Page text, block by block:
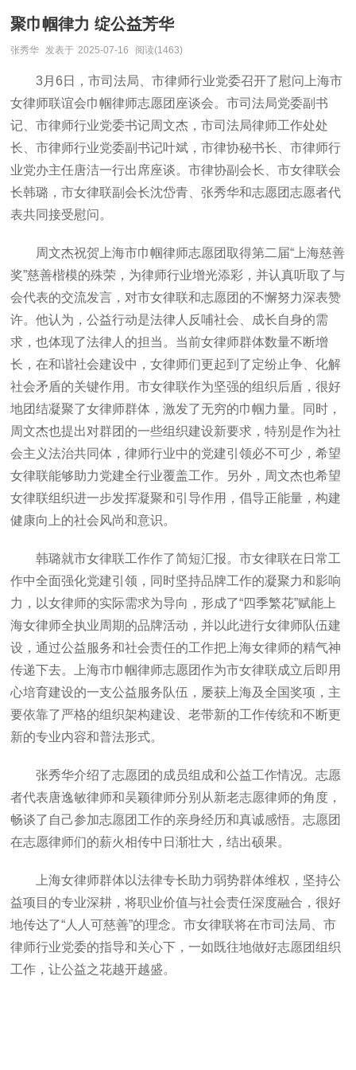
聚巾帼律力 绽公益芳华
张秀华 发表于 2025-07-16 阅读(1463)
3月6日，市司法局、市律师行业党委召开了慰问上海市
女律师联谊会巾帼律师志愿团座谈会。市司法局党委副书
记、市律师行业党委书记周文杰，市司法局律师工作处处
长、市律师行业党委副书记叶斌，市律协秘书长、市律师行
业党办主任唐洁一行出席座谈。市律协副会长、市女律联会
长韩璐，市女律联副会长沈岱青、张秀华和志愿团志愿者代
表共同接受慰问。
周文杰祝贺上海市巾帼律师志愿团取得第二届“上海慈善
奖”慈善楷模的殊荣，为律师行业增光添彩，并认真听取了与
会代表的交流发言，对市女律联和志愿团的不懈努力深表赞
许。他认为，公益行动是法律人反哺社会、成长自身的需
求，也体现了法律人的担当。当前女律师群体数量不断增
长，在和谐社会建设中，女律师们更起到了定纷止争、化解
社会矛盾的关键作用。市女律联作为坚强的组织后盾，很好
地团结凝聚了女律师群体，激发了无穷的巾帼力量。同时，
周文杰也提出对群团的一些组织建设新要求，特别是作为社
会主义法治共同体，律师行业中的党建引领必不可少，希望
女律联能够助力党建全行业覆盖工作。另外，周文杰也希望
女律联组织进一步发挥凝聚和引导作用，倡导正能量，构建
健康向上的社会风尚和意识。
韩璐就市女律联工作作了简短汇报。市女律联在日常工
作中全面强化党建引领，同时坚持品牌工作的凝聚力和影响
力，以女律师的实际需求为导向，形成了“四季繁花”赋能上
海女律师全执业周期的品牌活动，并以此进行女律师队伍建
设，通过公益服务和社会责任的工作把上海女律师的精气神
传递下去。上海市巾帼律师志愿团作为市女律联成立后即用
心培育建设的一支公益服务队伍，屡获上海及全国奖项，主
要依靠了严格的组织架构建设、老带新的工作传统和不断更
新的专业内容和普法形式。
张秀华介绍了志愿团的成员组成和公益工作情况。志愿
者代表唐逸敏律师和吴颖律师分别从新老志愿律师的角度，
畅谈了自己参加志愿团工作的亲身经历和真诚感悟。志愿团
在志愿律师们的薪火相传中日渐壮大，结出硕果。
上海女律师群体以法律专长助力弱势群体维权，坚持公
益项目的专业深耕，将职业价值与社会责任深度融合，很好
地传达了“人人可慈善”的理念。市女律联将在市司法局、市
律师行业党委的指导和关心下，一如既往地做好志愿团组织
工作，让公益之花越开越盛。